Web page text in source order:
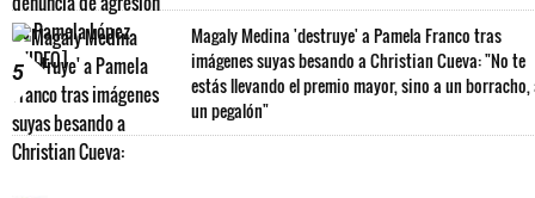
5
Magaly Medina 'destruye' a Pamela Franco tras
imágenes suyas besando a Christian Cueva: "No te
estás llevando el premio mayor, sino a un borracho,
un pegalón"